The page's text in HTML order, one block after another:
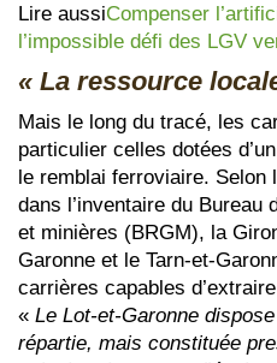
Lire aussiCompenser
l’impossible défi des LGV
« La ressource
Mais le long du tracé, les
particulier celles dotées
le remblai ferroviaire. Selon
dans l’inventaire du Bureau
et minières (BRGM), la
Garonne et le Tarn-et-
carrières capables
« Le Lot-et-Garonne
répartie, mais constituée